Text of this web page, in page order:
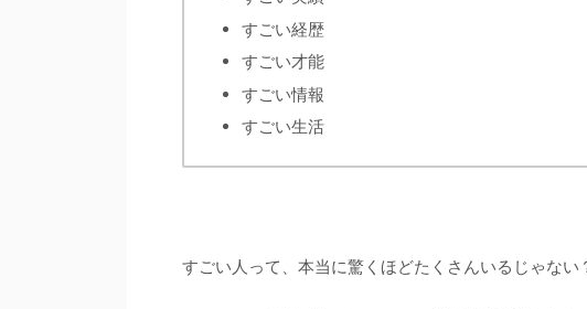
すごい経歴
すごい才能
すごい情報
すごい生活
すごい人って、本当に驚くほどたくさんいるじゃない